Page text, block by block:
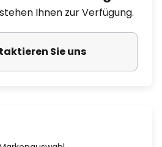
Ihnen zur Verfügung.
Sie uns